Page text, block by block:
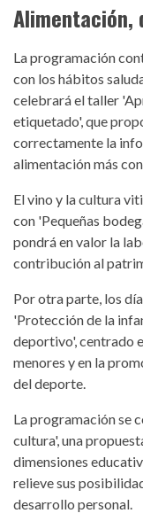
Alimentación,
La programación
con los hábitos
celebrará el taller
etiquetado', que
correctamente la
alimentación más
El vino y la cultura
con 'Pequeñas
pondrá en valor la
contribución al
Por otra parte, los
'Protección de la
deportivo', centrado
menores y en la
del deporte.
La programación se
cultura', una
dimensiones
relieve sus
desarrollo personal.